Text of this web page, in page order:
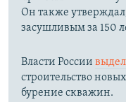
Он также
засушливым за 150
Власти России
строительство
бурение скважин.